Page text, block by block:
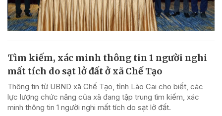
Tìm kiếm, xác minh thông tin 1 người nghi
mất tích do sạt lở đất ở xã Chế Tạo
Thông tin từ UBND xã Chế Tạo, tỉnh Lào Cai cho biết, các
lực lượng chức năng của xã đang tập trung tìm kiếm, xác
minh thông tin 1 người nghi mất tích do sạt lở đất.